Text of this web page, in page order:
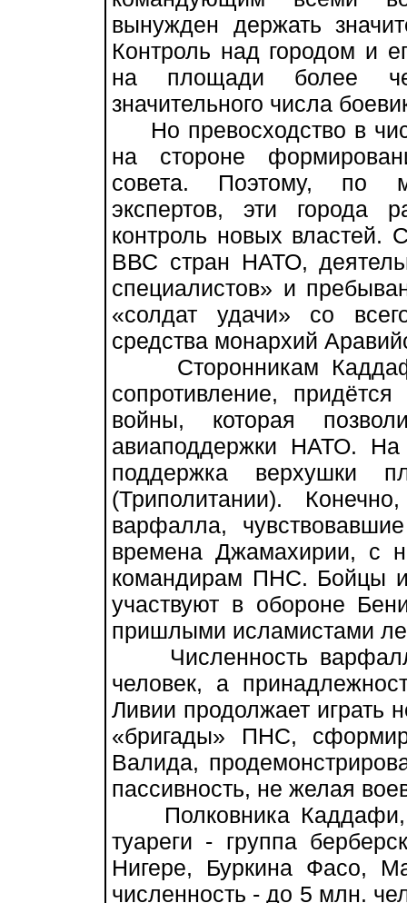
вынужден держать
Контроль над городом и
на площади более
значительного числа
Но превосходство в
на стороне
совета. Поэтому, по
экспертов, эти города
контроль новых властей.
ВВС стран НАТО,
специалистов» и
«солдат удачи» со
средства монархий
Сторонникам
сопротивление,
войны, которая
авиаподдержки НАТО. На
поддержка верхушки
(Триполитании).
варфалла,
времена Джамахирии, с
командирам ПНС. Бойцы
участвуют в обороне
пришлыми исламистами
Численность
человек, а
Ливии продолжает играть
«бригады» ПНС,
Валида,
пассивность, не желая
Полковника Каддафи,
туареги - группа
Нигере, Буркина Фасо,
численность - до 5 млн.